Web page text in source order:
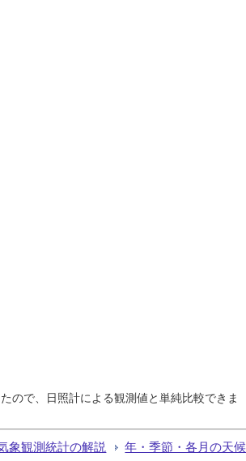
ので、日照計による観測値と単純比較できま
象観測統計の解説 年・季節・各月の天候